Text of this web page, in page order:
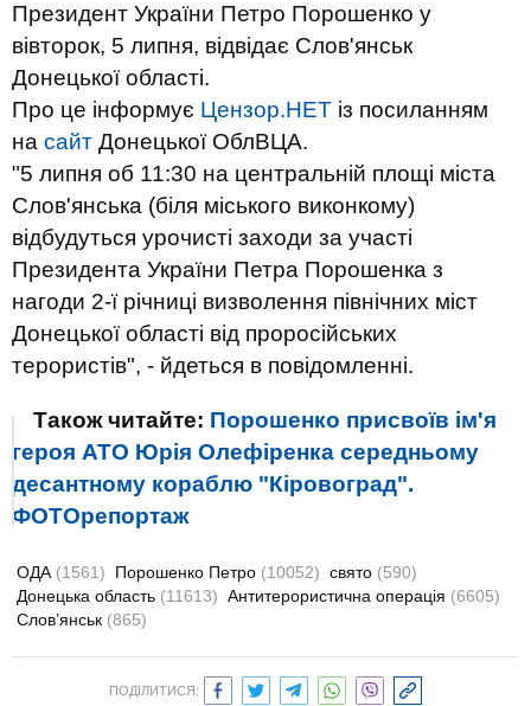
Президент України Петро Порошенко у
вівторок, 5 липня, відвідає Слов'янськ
Донецької області.
Про це інформує Цензор.НЕТ із посиланням
на сайт Донецької ОблВЦА.
"5 липня об 11:30 на центральній площі міста
Слов'янська (біля міського виконкому)
відбудуться урочисті заходи за участі
Президента України Петра Порошенка з
нагоди 2-ї річниці визволення північних міст
Донецької області від проросійських
терористів", - йдеться в повідомленні.
Також читайте: Порошенко присвоїв ім'я
героя АТО Юрія Олефіренка середньому
десантному кораблю "Кіровоград".
ФОТОрепортаж
ОДА (1561) Порошенко Петро (10052) свято (590)
Донецька область (11613) Антитерористична операція (6605)
Слов’янськ (865)
ПОДІЛИТИСЯ: